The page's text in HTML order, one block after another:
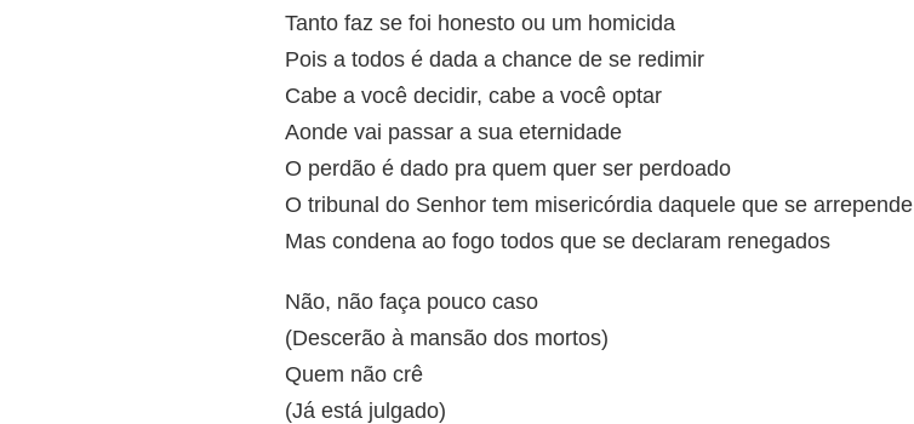
Tanto faz se foi honesto ou um homicida
Pois a todos é dada a chance de se redimir
Cabe a você decidir, cabe a você optar
Aonde vai passar a sua eternidade
O perdão é dado pra quem quer ser perdoado
O tribunal do Senhor tem misericórdia daquele que se arrepende
Mas condena ao fogo todos que se declaram renegados
Não, não faça pouco caso
(Descerão à mansão dos mortos)
Quem não crê
(Já está julgado)